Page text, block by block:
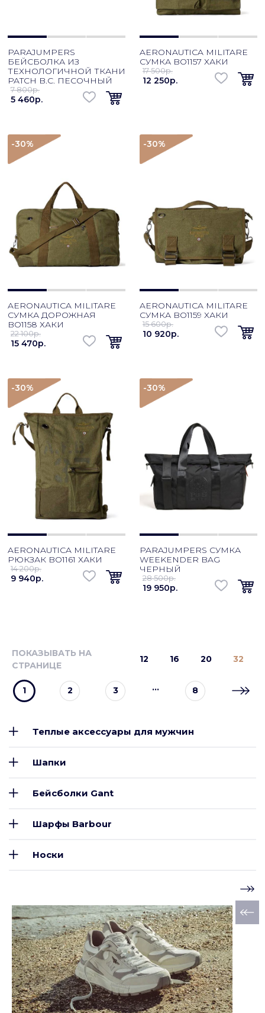
PARAJUMPERS
БЕЙСБОЛКА ИЗ
ТЕХНОЛОГИЧНОЙ ТКАНИ
PATCH B.C. ПЕСОЧНЫЙ
7 800p.
5 460p.
AERONAUTICA MILITARE
СУМКА BO1157 ХАКИ
17 500p.
12 250p.
-30%
AERONAUTICA MILITARE
СУМКА ДОРОЖНАЯ
BO1158 ХАКИ
22 100p.
15 470p.
-30%
AERONAUTICA MILITARE
СУМКА BO1159 ХАКИ
15 600p.
10 920p.
-30%
AERONAUTICA MILITARE
РЮКЗАК BO1161 ХАКИ
14 200p.
9 940p.
-30%
PARAJUMPERS СУМКА
WEEKENDER BAG
ЧЕРНЫЙ
28 500p.
19 950p.
ПОКАЗЫВАТЬ НА
СТРАНИЦЕ
12 16 20 32
1 2 3 … 8
Теплые аксессуары для мужчин
Шапки
Бейсболки Gant
Шарфы Barbour
Носки